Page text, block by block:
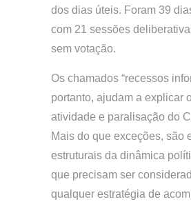
dos dias úteis. Foram 39
com 21 sessões
sem votação.
Os chamados “recessos
portanto, ajudam a explicar
atividade e paralisação do
Mais do que exceções, são
estruturais da dinâmica
que precisam ser
qualquer estratégia de